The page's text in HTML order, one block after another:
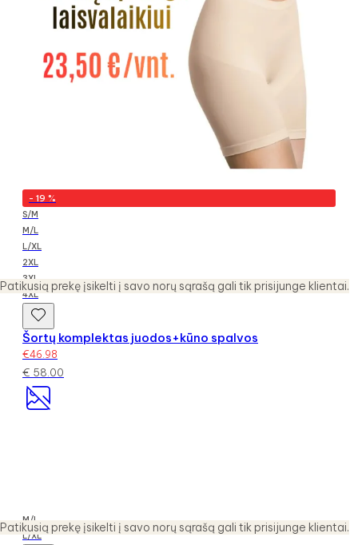
Patikusią prekę įsikelti į savo norų sąrašą gali tik prisijunge klientai.
Patikusią prekę įsikelti į savo norų sąrašą gali tik prisijunge klientai.
- 19 %
S/M
M/L
L/XL
2XL
3XL
4XL
Šortų komplektas juodos+kūno spalvos
€46.98
€ 58.00
M/L
L/XL